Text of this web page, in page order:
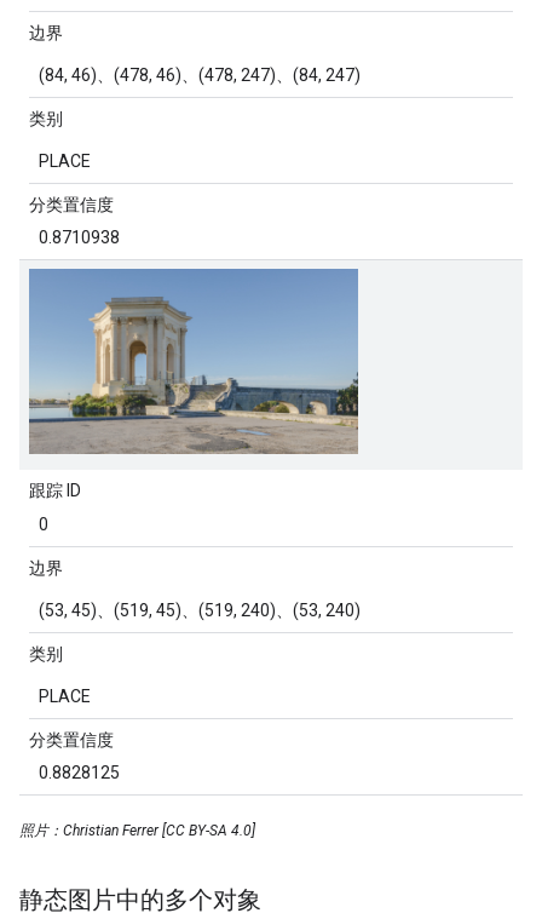
边界
(84, 46)、(478, 46)、(478, 247)、(84, 247)
类别
PLACE
分类置信度
0.8710938
跟踪 ID
0
边界
(53, 45)、(519, 45)、(519, 240)、(53, 240)
类别
PLACE
分类置信度
0.8828125
照片：Christian Ferrer [CC BY-SA 4.0]
静态图片中的多个对象